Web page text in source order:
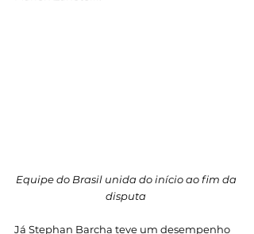
Equipe do Brasil unida do início ao fim da
disputa
Já Stephan Barcha teve um desempenho